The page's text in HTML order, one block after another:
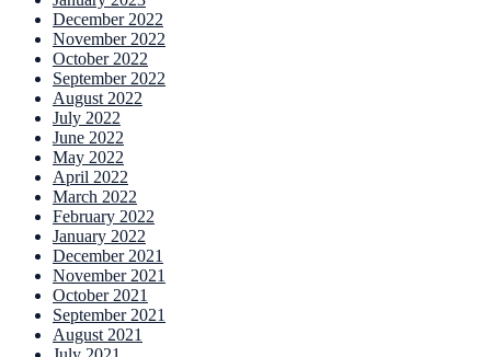
December 2022
November 2022
October 2022
September 2022
August 2022
July 2022
June 2022
May 2022
April 2022
March 2022
February 2022
January 2022
December 2021
November 2021
October 2021
September 2021
August 2021